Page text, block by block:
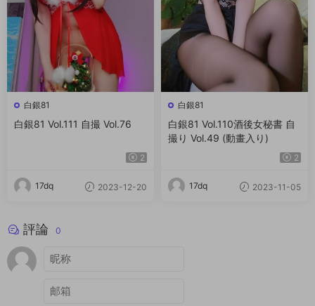
白銀81
白銀81 Vol.111 自撮 Vol.76
2
17dq 2023-12-20
白銀81
白銀81 Vol.110酒後女秘書 自
撮り Vol.49 (動畫入り)
2
17dq 2023-11-05
評論 0